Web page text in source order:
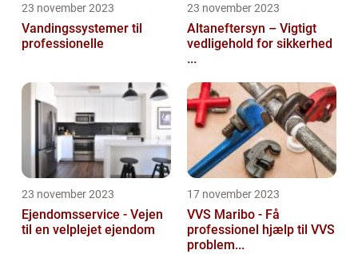
23 november 2023
Vandingssystemer til
professionelle
23 november 2023
Altaneftersyn – Vigtigt
vedligehold for sikkerhed
...
23 november 2023
Ejendomsservice - Vejen
til en velplejet ejendom
17 november 2023
VVS Maribo - Få
professionel hjælp til VVS
problem...